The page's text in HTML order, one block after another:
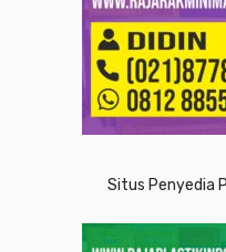
Situs Penyedia